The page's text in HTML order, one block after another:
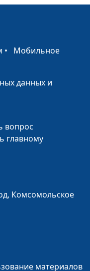
Маринин,
Маринин,
Маринин,
• Мобильное
данных и
вопрос
главному
Комсомольское
материалов